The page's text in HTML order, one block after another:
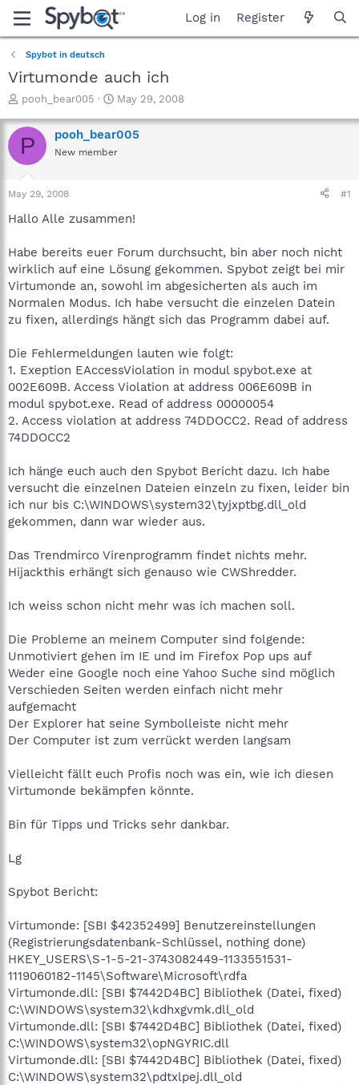
Log in Register
Spybot in deutsch
Virtumonde auch ich
T
r
e
a
t
a
e
r
pooh_bear005
S
a
r
e
May 29, 2008
P pooh_bear005
New member
May 29, 2008 #1
Hallo Alle zusammen!
Habe bereits euer Forum durchsucht, bin aber noch nicht
wirklich auf eine Lösung gekommen. Spybot zeigt bei mir
Virtumonde an, sowohl im abgesicherten als auch im
Normalen Modus. Ich habe versucht die einzelen Datein
zu fixen, allerdings hängt sich das Programm dabei auf.
Die Fehlermeldungen lauten wie folgt:
1. Exeption EAccessViolation in modul spybot.exe at
002E609B. Access Violation at address 006E609B in
modul spybot.exe. Read of address 00000054
2. Access violation at address 74DDOCC2. Read of address
74DDOCC2
Ich hänge euch auch den Spybot Bericht dazu. Ich habe
versucht die einzelnen Dateien einzeln zu fixen, leider bin
ich nur bis C:\WINDOWS\system32\tyjxptbg.dll_old
gekommen, dann war wieder aus.
Das Trendmirco Virenprogramm findet nichts mehr.
Hijackthis erhängt sich genauso wie CWShredder.
Ich weiss schon nicht mehr was ich machen soll.
Die Probleme an meinem Computer sind folgende:
Unmotiviert gehen im IE und im Firefox Pop ups auf
Weder eine Google noch eine Yahoo Suche sind möglich
Verschieden Seiten werden einfach nicht mehr
aufgemacht
Der Explorer hat seine Symbolleiste nicht mehr
Der Computer ist zum verrückt werden langsam
Vielleicht fällt euch Profis noch was ein, wie ich diesen
Virtumonde bekämpfen könnte.
Bin für Tipps und Tricks sehr dankbar.
Lg
Spybot Bericht:
Virtumonde: [SBI $42352499] Benutzereinstellungen
(Registrierungsdatenbank-Schlüssel, nothing done)
HKEY_USERS\S-1-5-21-3743082449-1133551531-
1119060182-1145\Software\Microsoft\rdfa
Virtumonde.dll: [SBI $7442D4BC] Bibliothek (Datei, fixed)
C:\WINDOWS\system32\kdhxgvmk.dll_old
Virtumonde.dll: [SBI $7442D4BC] Bibliothek (Datei, fixed)
C:\WINDOWS\system32\opNGYRIC.dll
Virtumonde.dll: [SBI $7442D4BC] Bibliothek (Datei, fixed)
C:\WINDOWS\system32\pdtxlpej.dll_old